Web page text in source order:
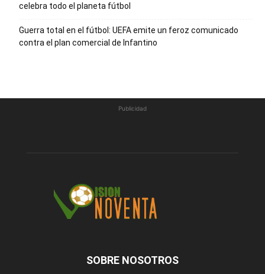
celebra todo el planeta fútbol
Guerra total en el fútbol: UEFA emite un feroz comunicado
contra el plan comercial de Infantino
Publicidad
SOBRE NOSOTROS